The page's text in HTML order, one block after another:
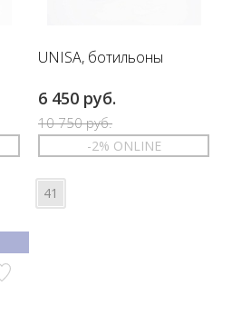
UNISA, ботильоны
6 450 руб.
10 750 руб.
-2% ONLINE
41